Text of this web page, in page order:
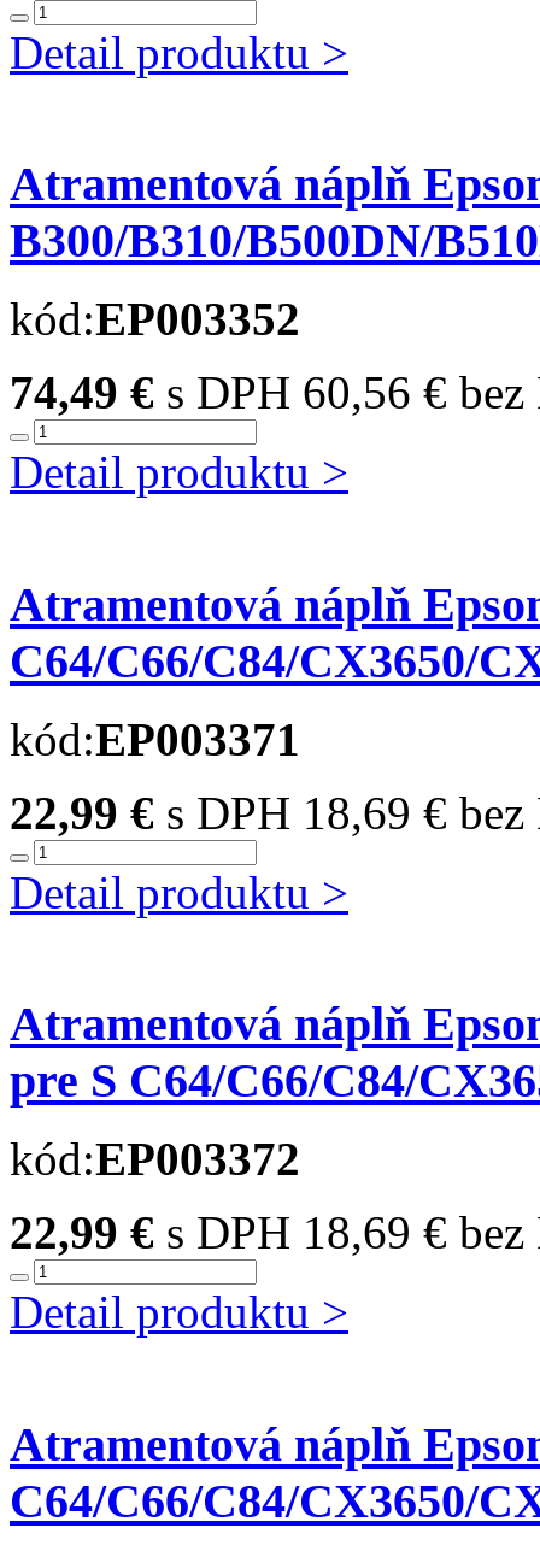
Detail produktu >
Atramentová náplň
B300/B310/B500DN/
kód:EP003352
74,49 € s DPH 60,56 € bez
Detail produktu >
Atramentová náplň
C64/C66/C84/CX3650/
kód:EP003371
22,99 € s DPH 18,69 €
Detail produktu >
Atramentová náplň
pre S C64/C66/C84/
kód:EP003372
22,99 € s DPH 18,69 €
Detail produktu >
Atramentová náplň
C64/C66/C84/CX3650/